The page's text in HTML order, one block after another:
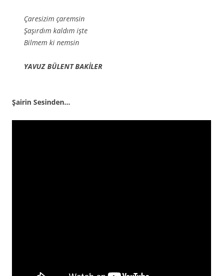
Çaresizim çaremsin
Şaşırdım kaldım işte
Bilmem ki nemsin
YAVUZ BÜLENT BAKİLER
Şairin Sesinden…